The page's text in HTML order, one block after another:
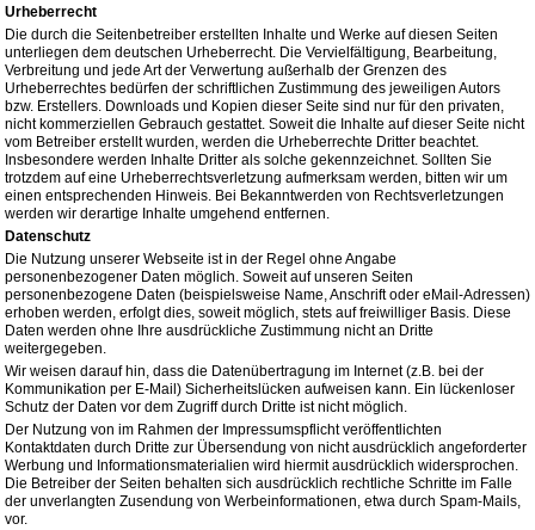
Urheberrecht
Die durch die Seitenbetreiber erstellten Inhalte und Werke auf diesen Seiten
unterliegen dem deutschen Urheberrecht. Die Vervielfältigung, Bearbeitung,
Verbreitung und jede Art der Verwertung außerhalb der Grenzen des
Urheberrechtes bedürfen der schriftlichen Zustimmung des jeweiligen Autors
bzw. Erstellers. Downloads und Kopien dieser Seite sind nur für den privaten,
nicht kommerziellen Gebrauch gestattet. Soweit die Inhalte auf dieser Seite nicht
vom Betreiber erstellt wurden, werden die Urheberrechte Dritter beachtet.
Insbesondere werden Inhalte Dritter als solche gekennzeichnet. Sollten Sie
trotzdem auf eine Urheberrechtsverletzung aufmerksam werden, bitten wir um
einen entsprechenden Hinweis. Bei Bekanntwerden von Rechtsverletzungen
werden wir derartige Inhalte umgehend entfernen.
Datenschutz
Die Nutzung unserer Webseite ist in der Regel ohne Angabe
personenbezogener Daten möglich. Soweit auf unseren Seiten
personenbezogene Daten (beispielsweise Name, Anschrift oder eMail-Adressen)
erhoben werden, erfolgt dies, soweit möglich, stets auf freiwilliger Basis. Diese
Daten werden ohne Ihre ausdrückliche Zustimmung nicht an Dritte
weitergegeben.
Wir weisen darauf hin, dass die Datenübertragung im Internet (z.B. bei der
Kommunikation per E-Mail) Sicherheitslücken aufweisen kann. Ein lückenloser
Schutz der Daten vor dem Zugriff durch Dritte ist nicht möglich.
Der Nutzung von im Rahmen der Impressumspflicht veröffentlichten
Kontaktdaten durch Dritte zur Übersendung von nicht ausdrücklich angeforderter
Werbung und Informationsmaterialien wird hiermit ausdrücklich widersprochen.
Die Betreiber der Seiten behalten sich ausdrücklich rechtliche Schritte im Falle
der unverlangten Zusendung von Werbeinformationen, etwa durch Spam-Mails,
vor.